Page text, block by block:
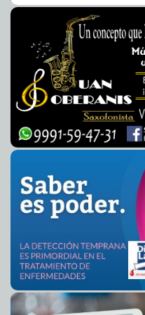
2013-03-06 22:30:00 Restaurarán
cosmogonía maya Mari Tere
2013-03-06 22:13:45 Empieza
Sientes Bien' A7
2013-03-06 21:28:23 Cierre del 'paso
primavera A7
2013-03-06 21:09:07 Jorge Esquivel
Patrimonial Mari Tere Menéndez
Motivados más
2013 A7
2013-03-06 20:13:20 Impunidad para
Cinthya Valladares
2013-03-06 12:49:13 Eva Gonda y la
mexicanas en Forbes
2013-03-06 11:11:21 Invento
biodegradable A7
Kate revela el
2013-03-06 10:32:19 Cardenal en
2013-03-06 09:24:52 Marihuana, útil
Menéndez Monforte
2013-03-06 08:36:03 Venden 'pie
Menéndez Monforte